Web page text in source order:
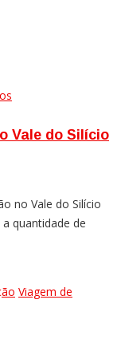
Vale do Silício
no Vale do Silício
quantidade de
Viagem de